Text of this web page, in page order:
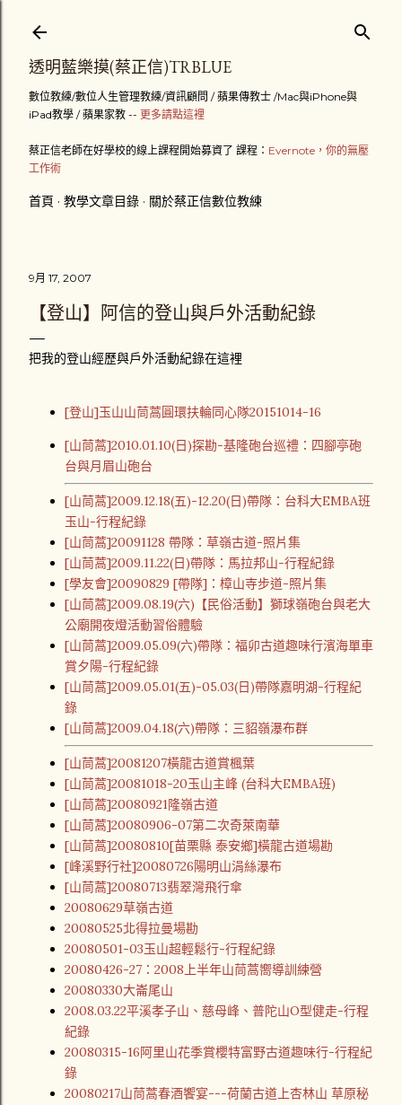
透明藍樂摸(蔡正信)TRBLUE
數位教練/數位人生管理教練/資訊顧問 / 蘋果傳教士 /Mac與iPhone與
iPad教學 / 蘋果家教 -- 更多請點這裡
蔡正信老師在好學校的線上課程開始募資了 課程： Evernote，你的無壓
工作術
首頁 教學文章目錄 關於蔡正信數位教練
9月 17, 2007
【登山】阿信的登山與戶外活動紀錄
把我的登山經歷與戶外活動紀錄在這裡
[登山]玉山山茼蒿圓環扶輪同心隊20151014-16
[山茼蒿]2010.01.10(日)探勘-基隆砲台巡禮：四腳亭砲
台與月眉山砲台
[山茼蒿]2009.12.18(五)-12.20(日)帶隊：台科大EMBA班
玉山-行程紀錄
[山茼蒿]20091128 帶隊：草嶺古道-照片集
[山茼蒿]2009.11.22(日)帶隊：馬拉邦山-行程紀錄
[學友會]20090829 [帶隊]：樟山寺步道-照片集
[山茼蒿]2009.08.19(六)【民俗活動】獅球嶺砲台與老大
公廟開夜燈活動習俗體驗
[山茼蒿]2009.05.09(六)帶隊：福卯古道趣味行濱海單車
賞夕陽-行程紀錄
[山茼蒿]2009.05.01(五)-05.03(日)帶隊嘉明湖-行程紀
錄
[山茼蒿]2009.04.18(六)帶隊：三貂嶺瀑布群
[山茼蒿]20081207橫龍古道賞楓葉
[山茼蒿]20081018-20玉山主峰 (台科大EMBA班)
[山茼蒿]20080921隆嶺古道
[山茼蒿]20080906-07第二次奇萊南華
[山茼蒿]20080810[苗栗縣 泰安鄉]橫龍古道場勘
[峰溪野行社]20080726陽明山涓絲瀑布
[山茼蒿]20080713翡翠灣飛行傘
20080629草嶺古道
20080525北得拉曼場勘
20080501-03玉山超輕鬆行-行程紀錄
20080426-27：2008上半年山茼蒿嚮導訓練營
20080330大崙尾山
2008.03.22平溪孝子山、慈母峰、普陀山O型健走-行程
紀錄
20080315-16阿里山花季賞櫻特富野古道趣味行-行程紀
錄
20080217山茼蒿春酒饗宴---荷蘭古道上杏林山 草原秘